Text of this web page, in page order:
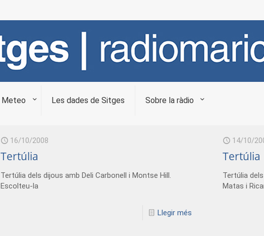
Meteo Les dades de Sitges Sobre la ràdio
16/10/2008
Tertúlia
Tertúlia dels dijous amb Deli Carbonell i Montse Hill.
Escolteu-la
Llegir més
14/10/
Tertúlia
Tertúlia
Matas i